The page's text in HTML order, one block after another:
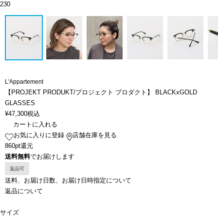
230
L'Appartement
【PROJEKT PRODUKT/プロジェクト プロダクト】 BLACKxGOLD
GLASSES
¥47,300税込
カートに入れる
お気に入りに登録
店舗在庫を見る
860pt還元
送料無料でお届けします
返品可
送料、お届け日数、お届け日時指定について
返品について
サイズ